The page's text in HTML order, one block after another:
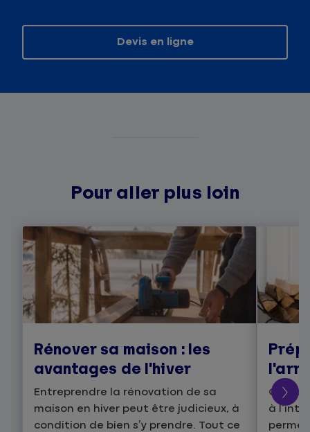
Devis en ligne
Pour aller plus loin
Rénover sa maison : les
avantages de l’hiver
Entreprendre la rénovation de sa
maison en hiver peut être judicieux, à
condition de bien s’y prendre. Tout ce
à